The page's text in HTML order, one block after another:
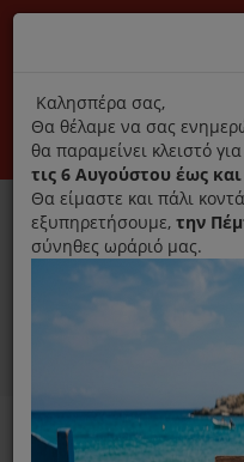
Αποκλειστικά γνήσια
Σύνδεση
Ανταλλακτικά ηλεκτρικών
title
Καλησπέρα σας,
Θα θέλαμε να σας
θα παραμείνει κλειστό
τις 6 Αυγούστου έως
Θα είμαστε και πάλι
εξυπηρετήσουμε, την
σύνηθες ωράριό μας.